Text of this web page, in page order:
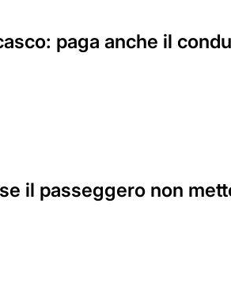
paga anche il
il passeggero non